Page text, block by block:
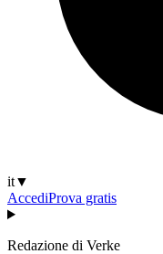
it▼
AccediProva gratis
Redazione di Verke